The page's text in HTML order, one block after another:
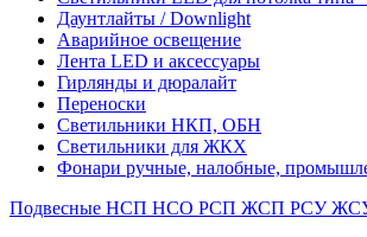
Даунтлайты / Downlight
Аварийное освещение
Лента LED и аксессуары
Гирлянды и дюралайт
Переноски
Светильники НКП, ОБН
Светильники для ЖКХ
Фонари ручные, налобные,
Подвесные НСП НСО РСП ЖСП РСУ